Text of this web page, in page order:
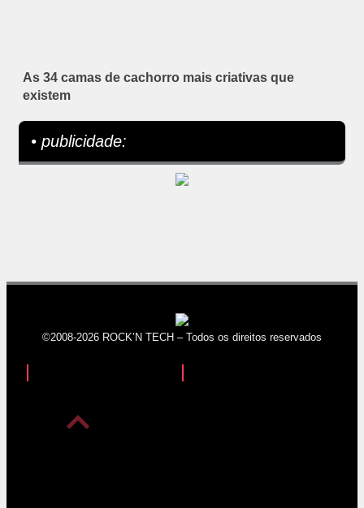
As 34 camas de cachorro mais criativas que
existem
• publicidade:
©2008-2026 ROCK’N TECH – Todos os direitos reservados